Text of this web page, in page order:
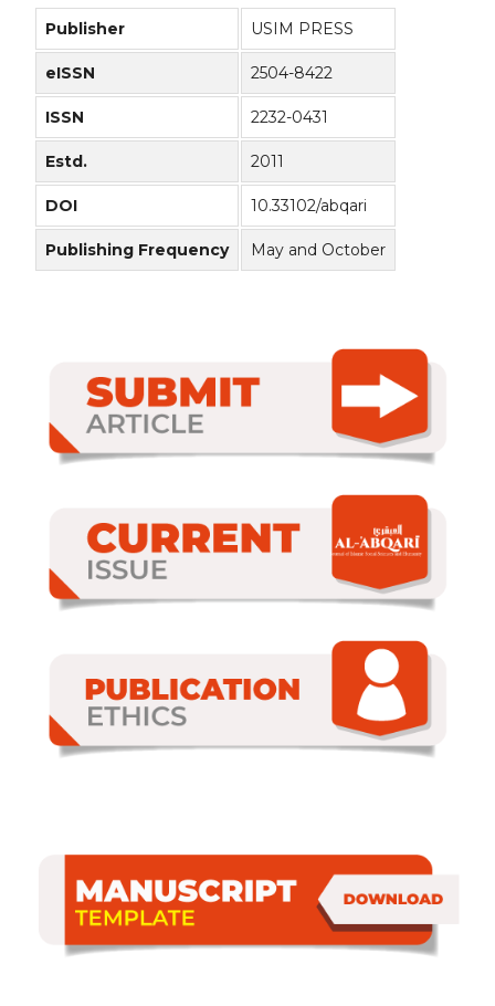
Publisher USIM PRESS
eISSN 2504-8422
ISSN 2232-0431
Estd. 2011
DOI 10.33102/abqari
Publishing Frequency May and October